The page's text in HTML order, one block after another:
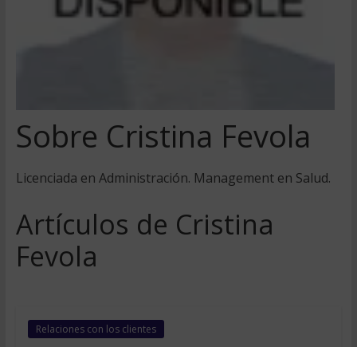
Sobre Cristina Fevola
Licenciada en Administración. Management en Salud.
Artículos de Cristina
Fevola
Relaciones con los clientes